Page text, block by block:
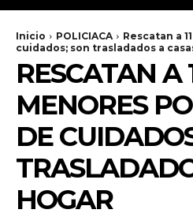
Inicio POLICIACA
Rescatan a
cuidados; son trasladados a
RESCATAN A
MENORES
DE
HOGAR